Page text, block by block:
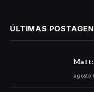
ÚLTIMAS
agosto